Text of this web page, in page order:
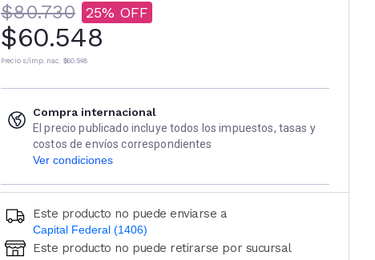
$80.730 25
$60.548
Precio s/imp. nac. $60.548
Compra internacional
El precio publicado incluye todos los impuestos, tasas y
costos de envíos correspondientes
Ver condiciones
Este producto no puede enviarse a
Capital Federal (1406)
Ingresá código postal (sólo números)
Este producto no puede retirarse por sucursal